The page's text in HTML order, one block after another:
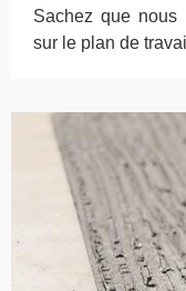
Sachez que nous
sur le plan de